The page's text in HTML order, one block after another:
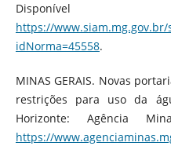
https://
idNorma=45558.
MINAS GERAIS. Novas
restrições para uso da
Horizonte: Agência
https://